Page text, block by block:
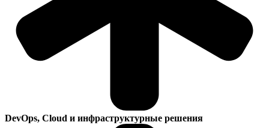
DevOps, Cloud и инфраструктурные решения